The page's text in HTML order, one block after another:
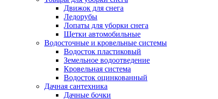
Движок для снега
Ледорубы
Лопаты для уборки снега
Щетки автомобильные
Водосточные и кровельные системы
Водосток пластиковый
Земельное водоотведение
Кровельная система
Водосток оцинкованный
Дачная сантехника
Дачные бочки